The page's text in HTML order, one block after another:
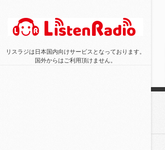
リスラジは日本国内向けサービスとなっております。
国外からはご利用頂けません。